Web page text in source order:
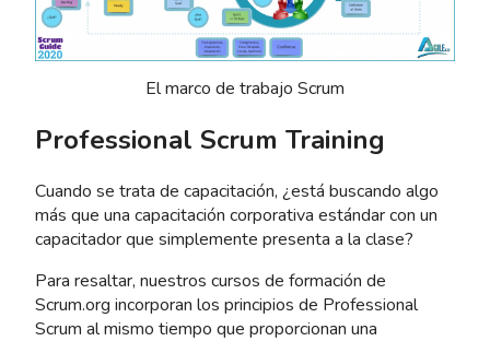
El marco de trabajo Scrum
Professional Scrum Training
Cuando se trata de capacitación, ¿está buscando algo
más que una capacitación corporativa estándar con un
capacitador que simplemente presenta a la clase?
Para resaltar, nuestros cursos de formación de
Scrum.org incorporan los principios de Professional
Scrum al mismo tiempo que proporcionan una